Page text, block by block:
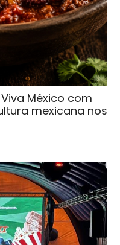
México com
mexicana nos